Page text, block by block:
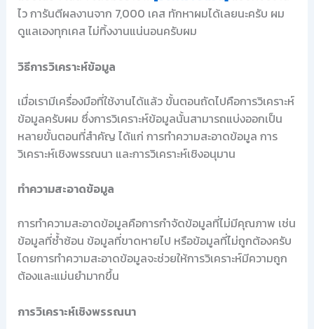
ไว การันตีผลงานจาก 7,000 เคส ทักหาผมได้เลยนะครับ ผม
ดูแลเองทุกเคส ไม่ทิ้งงานแน่นอนครับผม
วิธีการวิเคราะห์ข้อมูล
เมื่อเรามีเครื่องมือที่ใช้งานได้แล้ว ขั้นตอนถัดไปคือการวิเคราะห์
ข้อมูลครับผม ซึ่งการวิเคราะห์ข้อมูลนั้นสามารถแบ่งออกเป็น
หลายขั้นตอนที่สำคัญ ได้แก่ การทำความสะอาดข้อมูล การ
วิเคราะห์เชิงพรรณนา และการวิเคราะห์เชิงอนุมาน
ทำความสะอาดข้อมูล
การทำความสะอาดข้อมูลคือการกำจัดข้อมูลที่ไม่มีคุณภาพ เช่น
ข้อมูลที่ซ้ำซ้อน ข้อมูลที่ขาดหายไป หรือข้อมูลที่ไม่ถูกต้องครับ
โดยการทำความสะอาดข้อมูลจะช่วยให้การวิเคราะห์มีความถูก
ต้องและแม่นยำมากขึ้น
การวิเคราะห์เชิงพรรณนา